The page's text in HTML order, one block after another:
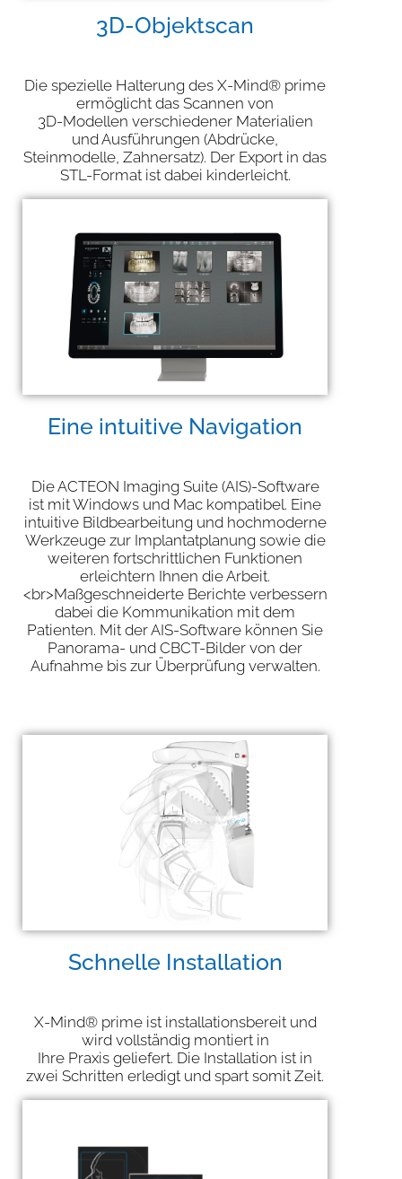
3D-Objektscan
Die spezielle Halterung des X-Mind® prime
ermöglicht das Scannen von
3D-Modellen verschiedener Materialien
und Ausführungen (Abdrücke,
Steinmodelle, Zahnersatz). Der Export in das
STL-Format ist dabei kinderleicht.
Eine intuitive Navigation
Die ACTEON Imaging Suite (AIS)-Software
ist mit Windows und Mac kompatibel. Eine
intuitive Bildbearbeitung und hochmoderne
Werkzeuge zur Implantatplanung sowie die
weiteren fortschrittlichen Funktionen
erleichtern Ihnen die Arbeit.
<br>Maßgeschneiderte Berichte verbessern
dabei die Kommunikation mit dem
Patienten. Mit der AIS-Software können Sie
Panorama- und CBCT-Bilder von der
Aufnahme bis zur Überprüfung verwalten.
Schnelle Installation
X-Mind® prime ist installationsbereit und
wird vollständig montiert in
Ihre Praxis geliefert. Die Installation ist in
zwei Schritten erledigt und spart somit Zeit.